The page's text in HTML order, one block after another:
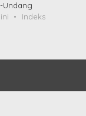
Undang
Indeks